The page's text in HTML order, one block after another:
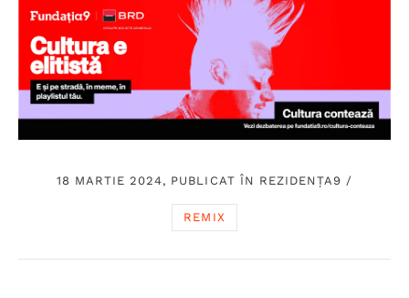
18 MARTIE 2024, PUBLICAT ÎN REZIDENȚA9 /
REMIX